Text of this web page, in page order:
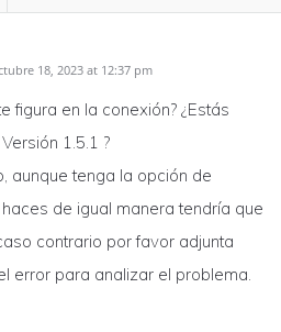
18, 2023 at 12:37 pm
figura en la conexión? ¿Estás
1.5.1 ?
aunque tenga la opción de
de igual manera tendría que
contrario por favor adjunta
error para analizar el problema.